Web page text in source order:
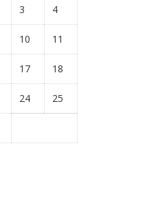
3 4
10 11
17 18
24 25